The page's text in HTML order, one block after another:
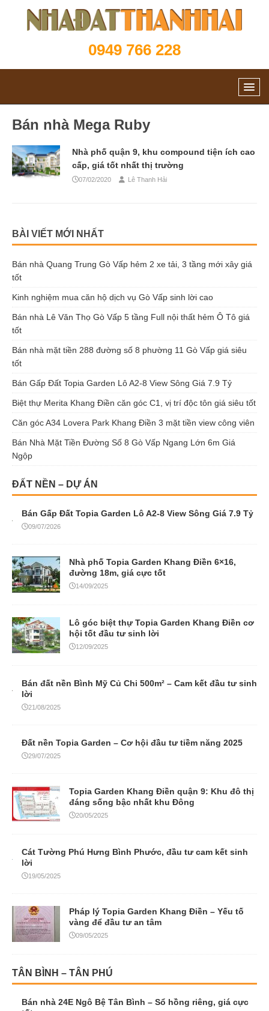
0949 766 228
Bán nhà Mega Ruby
Nhà phố quận 9, khu compound tiện ích cao
cấp, giá tốt nhất thị trường
07/02/2020 Lê Thanh Hải
BÀI VIẾT MỚI NHẤT
Bán nhà Quang Trung Gò Vấp hẻm 2 xe tải, 3 tầng mới xây giá
tốt
Kinh nghiệm mua căn hộ dịch vụ Gò Vấp sinh lời cao
Bán nhà Lê Văn Thọ Gò Vấp 5 tầng Full nội thất hẻm Ô Tô giá
tốt
Bán nhà mặt tiền 288 đường số 8 phường 11 Gò Vấp giá siêu
tốt
Bán Gấp Đất Topia Garden Lô A2-8 View Sông Giá 7.9 Tỷ
Biệt thự Merita Khang Điền căn góc C1, vị trí độc tôn giá siêu tốt
Căn góc A34 Lovera Park Khang Điền 3 mặt tiền view công viên
Bán Nhà Mặt Tiền Đường Số 8 Gò Vấp Ngang Lớn 6m Giá
Ngộp
ĐẤT NỀN – DỰ ÁN
Bán Gấp Đất Topia Garden Lô A2-8 View Sông Giá 7.9 Tỷ
09/07/2026
Nhà phố Topia Garden Khang Điền 6×16,
đường 18m, giá cực tốt
14/09/2025
Lô góc biệt thự Topia Garden Khang Điền cơ
hội tốt đầu tư sinh lời
12/09/2025
Bán đất nền Bình Mỹ Củ Chi 500m² – Cam kết đầu tư sinh
lời
21/08/2025
Đất nền Topia Garden – Cơ hội đầu tư tiềm năng 2025
29/07/2025
Topia Garden Khang Điền quận 9: Khu đô thị
đáng sống bậc nhất khu Đông
20/05/2025
Cát Tường Phú Hưng Bình Phước, đầu tư cam kết sinh
lời
19/05/2025
Pháp lý Topia Garden Khang Điền – Yếu tố
vàng để đầu tư an tâm
09/05/2025
TÂN BÌNH – TÂN PHÚ
Bán nhà 24E Ngô Bệ Tân Bình – Sổ hồng riêng, giá cực